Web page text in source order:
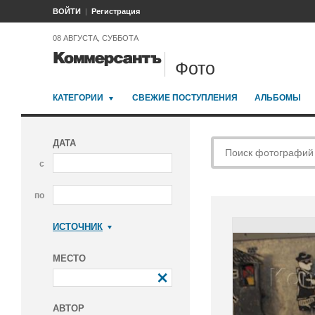
ВОЙТИ Регистрация
08 АВГУСТА, СУББОТА
Фото
КАТЕГОРИИ СВЕЖИЕ ПОСТУПЛЕНИЯ АЛЬБОМЫ
ДАТА
с
по
ИСТОЧНИК
МЕСТО
АВТОР